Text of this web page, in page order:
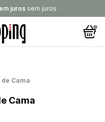
juros sem juros
Cama
Cama